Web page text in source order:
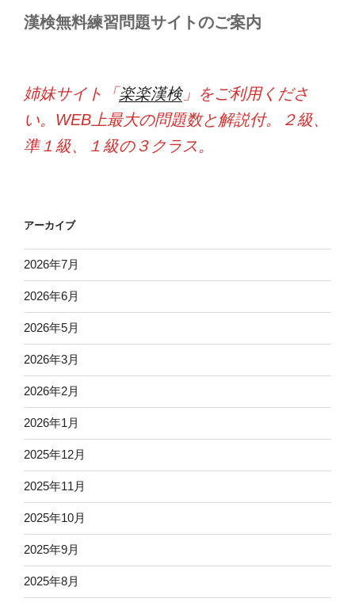
漢検無料練習問題サイトのご案内
姉妹サイト「楽楽漢検」をご利用くださ
い。WEB上最大の問題数と解説付。２級、
準１級、１級の３クラス。
アーカイブ
2026年7月
2026年6月
2026年5月
2026年3月
2026年2月
2026年1月
2025年12月
2025年11月
2025年10月
2025年9月
2025年8月